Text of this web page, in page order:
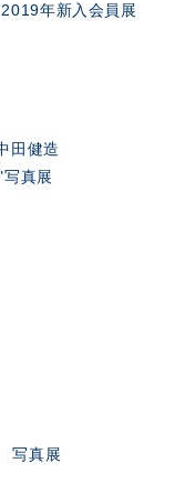
年新入会員展
田健造
真展
写真展